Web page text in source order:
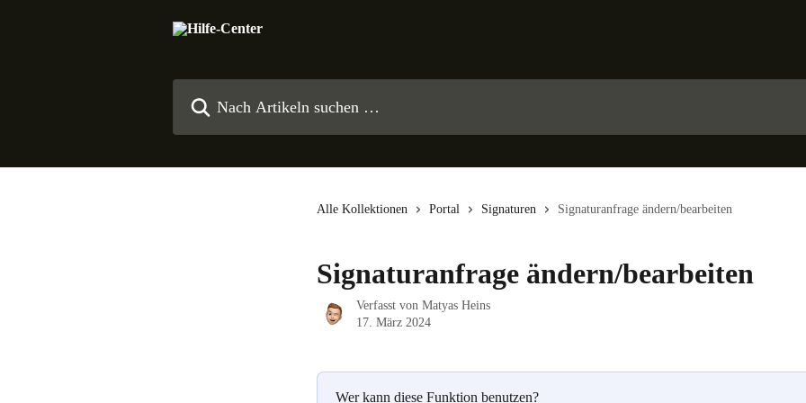
Alle Kollektionen Portal Signaturen Signaturanfrage ändern/bearbeiten
Signaturanfrage ändern/bearbeiten
Verfasst von Matyas Heins
17. März 2024
Wer kann diese Funktion benutzen?